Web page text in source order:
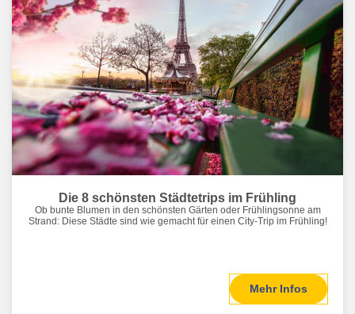
Die 8 schönsten Städtetrips im Frühling
Ob bunte Blumen in den schönsten Gärten oder Frühlingsonne am
Strand: Diese Städte sind wie gemacht für einen City-Trip im Frühling!
Mehr Infos